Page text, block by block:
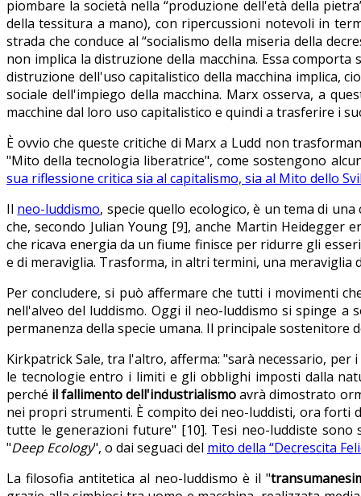
piombare la società nella “produzione dell'età della
della tessitura a mano), con ripercussioni notevoli in
strada che conduce al “socialismo della miseria della
non implica la distruzione della macchina. Essa
distruzione dell'uso capitalistico della macchina implica,
sociale dell'impiego della macchina. Marx osserva, a
macchine dal loro uso capitalistico e quindi a trasferire i
È ovvio che queste critiche di Marx a Ludd non
"Mito della tecnologia liberatrice", come sostengono
sua riflessione critica sia al capitalismo, sia al Mito dello
Il neo-luddismo, specie quello ecologico, è un tema di
che, secondo Julian Young [9], anche Martin Heidegger
che ricava energia da un fiume finisce per ridurre gli
e di meraviglia. Trasforma, in altri termini, una
Per concludere, si può affermare che tutti i movimenti
nell'alveo del luddismo. Oggi il neo-luddismo si spinge
permanenza della specie umana. Il principale
Kirkpatrick Sale, tra l'altro, afferma: "sarà necessario,
le tecnologie entro i limiti e gli obblighi imposti dalla
perché il fallimento dell'industrialismoavrà dimostrato
nei propri strumenti. È compito dei neo-luddisti, ora forti
tutte le generazioni future" [10]. Tesi neo-luddiste sono
"Deep Ecology", o dai seguaci del mito della “Decrescita
La filosofia antitetica al neo-luddismo è il "